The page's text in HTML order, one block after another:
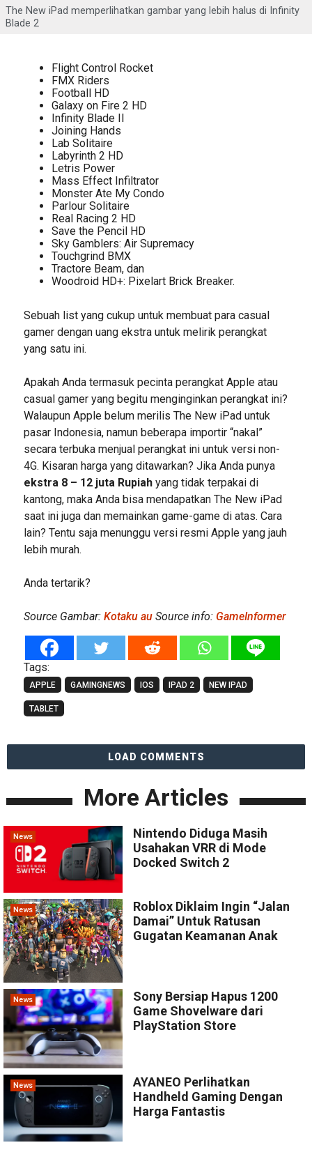
The New iPad memperlihatkan gambar yang lebih halus di Infinity
Blade 2
Flight Control Rocket
FMX Riders
Football HD
Galaxy on Fire 2 HD
Infinity Blade II
Joining Hands
Lab Solitaire
Labyrinth 2 HD
Letris Power
Mass Effect Infiltrator
Monster Ate My Condo
Parlour Solitaire
Real Racing 2 HD
Save the Pencil HD
Sky Gamblers: Air Supremacy
Touchgrind BMX
Tractore Beam, dan
Woodroid HD+: Pixelart Brick Breaker.
Sebuah list yang cukup untuk membuat para casual
gamer dengan uang ekstra untuk melirik perangkat
yang satu ini.
Apakah Anda termasuk pecinta perangkat Apple atau
casual gamer yang begitu menginginkan perangkat ini?
Walaupun Apple belum merilis The New iPad untuk
pasar Indonesia, namun beberapa importir “nakal”
secara terbuka menjual perangkat ini untuk versi non-
4G. Kisaran harga yang ditawarkan? Jika Anda punya
ekstra 8 – 12 juta Rupiahyang tidak terpakai di
kantong, maka Anda bisa mendapatkan The New iPad
saat ini juga dan memainkan game-game di atas. Cara
lain? Tentu saja menunggu versi resmi Apple yang jauh
lebih murah.
Anda tertarik?
Source Gambar: Kotaku auSource info: GameInformer
Tags:
APPLE GAMINGNEWS IOS IPAD 2 NEW IPAD
TABLET
LOAD COMMENTS
More Articles
News
Nintendo Diduga Masih
Usahakan VRR di Mode
Docked Switch 2
News
Roblox Diklaim Ingin “Jalan
Damai” Untuk Ratusan
Gugatan Keamanan Anak
News
Sony Bersiap Hapus 1200
Game Shovelware dari
PlayStation Store
News
AYANEO Perlihatkan
Handheld Gaming Dengan
Harga Fantastis